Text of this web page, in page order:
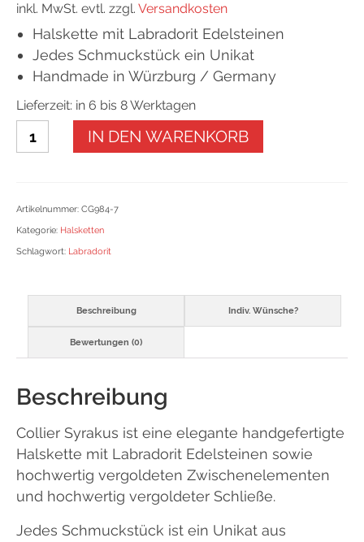
inkl. MwSt. evtl. zzgl. Versandkosten
Halskette mit Labradorit Edelsteinen
Jedes Schmuckstück ein Unikat
Handmade in Würzburg / Germany
Lieferzeit: in 6 bis 8 Werktagen
Collier
Syrakus
IN DEN WARENKORB
Artikelnummer: CG984-7
Kategorie: Halsketten
Schlagwort: Labradorit
Beschreibung Indiv. Wünsche?
Bewertungen (0)
Beschreibung
Collier Syrakus ist eine elegante handgefertigte
Halskette mit Labradorit Edelsteinen sowie
hochwertig vergoldeten Zwischenelementen
und hochwertig vergoldeter Schließe.
Jedes Schmuckstück ist ein Unikat aus